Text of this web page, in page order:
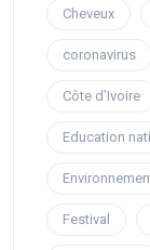
Cheveux
coronavirus
Côte d’Ivoire
Education
Festival